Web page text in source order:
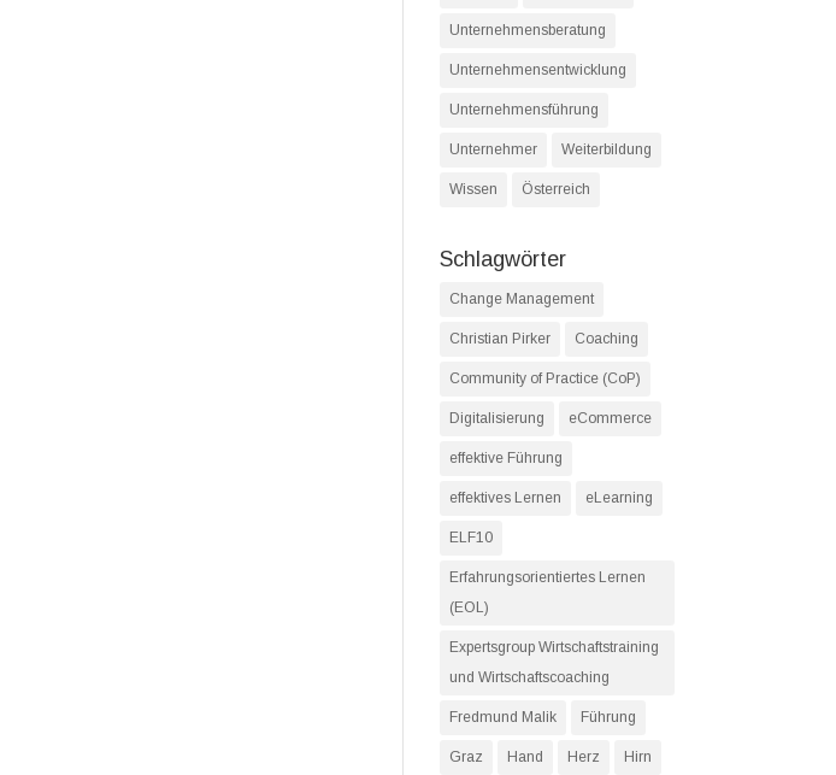
Unternehmensberatung
Unternehmensentwicklung
Unternehmensführung
Unternehmer Weiterbildung
Wissen Österreich
Schlagwörter
Change Management
Christian Pirker Coaching
Community of Practice (CoP)
Digitalisierung eCommerce
effektive Führung
effektives Lernen eLearning
ELF10
Erfahrungsorientiertes Lernen
(EOL)
Expertsgroup Wirtschaftstraining
und Wirtschaftscoaching
Fredmund Malik Führung
Graz Hand Herz Hirn